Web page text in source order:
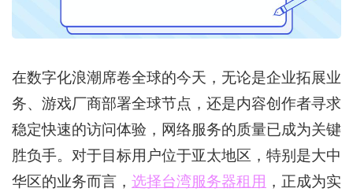
在数字化浪潮席卷全球的今天，无论是企业拓展业
务、游戏厂商部署全球节点，还是内容创作者寻求
稳定快速的访问体验，网络服务的质量已成为关键
胜负手。对于目标用户位于亚太地区，特别是大中
华区的业务而言， 选择台湾服务器租用 ，正成为实